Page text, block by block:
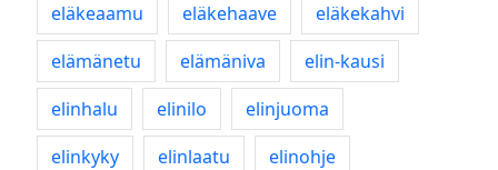
eläkeaamu
eläkehaave
eläkekahvi
elämänetu
elämäniva
elin-kausi
elinhalu
elinilo
elinjuoma
elinkyky
elinlaatu
elinohje